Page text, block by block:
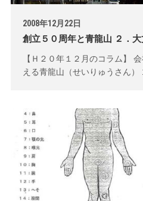
2008年12月22日
創立５０周年と青龍山 ２．
【Ｈ２０年１２月のコラム】
える青龍山（せいりゅうさん）